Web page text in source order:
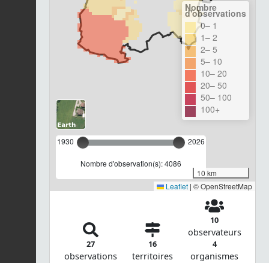
1930 2026
Nombre d'observation(s): 4086
Nombre
d'observations
0– 1
1– 2
2– 5
5– 10
10– 20
20– 50
50– 100
100+
10 km
Leaflet | © OpenStreetMap
27
observations
16
territoires
10
observateurs
4
organismes